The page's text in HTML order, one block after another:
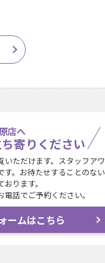
店へ
寄りください
いただけます。スタッフアワ
す。お待たせすることのない
おります。
話でご予約ください。
ームはこちら